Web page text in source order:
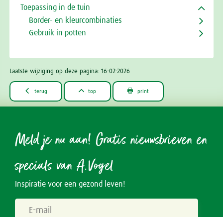
Toepassing in de tuin
Border- en kleurcombinaties
Gebruik in potten
Laatste wijziging op deze pagina: 16-02-2026
 terug  top  print
Meld je nu aan! Gratis nieuwsbrieven en
specials van A.Vogel
Inspiratie voor een gezond leven!